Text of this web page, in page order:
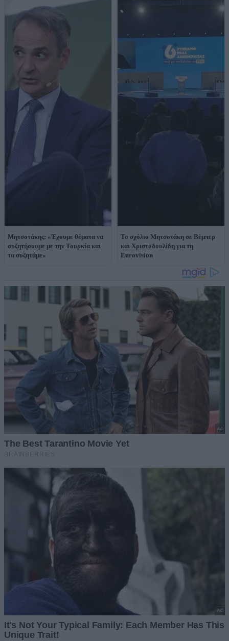
Μητσοτάκης: «Έχουμε θέματα να
συζητήσουμε με την Τουρκία και
τα συζητάμε»
Το σχόλιο Μητσοτάκη σε Βέμπερ
και Χριστοδουλίδη για τη
Eurovision